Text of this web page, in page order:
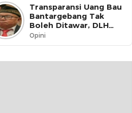
Transparansi Uang Bau
Bantargebang Tak
Boleh Ditawar, DLH
Kota Bekasi Harus Buka
Data ke Publik
Opini